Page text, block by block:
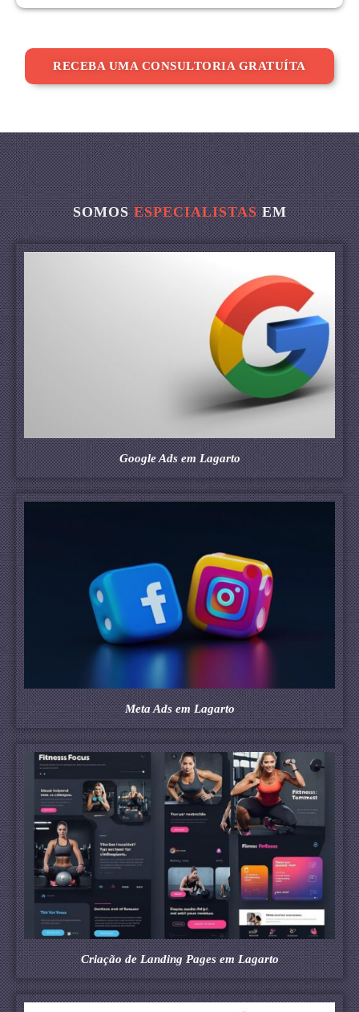
RECEBA UMA CONSULTORIA GRATUÍTA
SOMOSESPECIALISTASEM
Google Ads em Lagarto
Meta Ads em Lagarto
Criação de Landing Pages em Lagarto